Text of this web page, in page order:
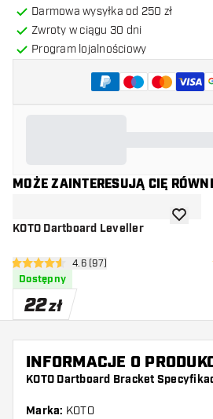
Darmowa wysyłka od 250 zł
Zwroty w ciągu 30 dni
Program lojalnościowy
MOŻE ZAINTERESUJĄ CIĘ
KOTO Dartboard Leveller
otwórz panel recenzji
4.6 gwiazdki oceny
4.6 (97)
Dostępny
22zł
dodaj
INFORMACJE O
KOTO Dartboard Bracket
Marka: KOTO